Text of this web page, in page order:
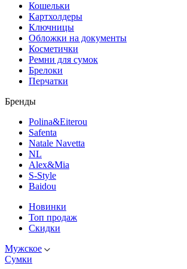
Кошельки
Картхолдеры
Ключницы
Обложки на документы
Косметички
Ремни для сумок
Брелоки
Перчатки
Бренды
Polina&Eiterou
Safenta
Natale Navetta
NL
Alex&Mia
S-Style
Baidou
Новинки
Топ продаж
Скидки
Мужское
Сумки